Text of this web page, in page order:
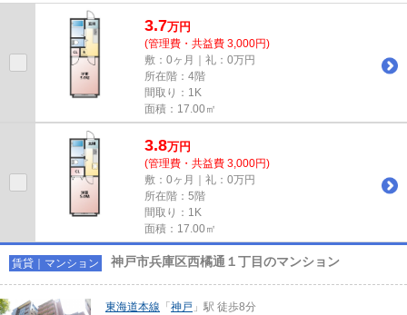
い物があった時にも便利です...
3.7万円
(管理費・共益費 3,000円)
敷：0ヶ月｜礼：0万円
所在階：4階
間取り：1K
面積：17.00㎡
3.8万円
(管理費・共益費 3,000円)
敷：0ヶ月｜礼：0万円
所在階：5階
間取り：1K
面積：17.00㎡
賃貸｜マンション 神戸市兵庫区西橘通１丁目のマンション
東海道本線 「 神戸 」駅 徒歩8分